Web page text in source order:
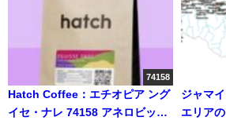
74158
Hatch Coffee：エチオピア ング
イセ・ナレ 74158 アネロビッ
ジャマ
エリア